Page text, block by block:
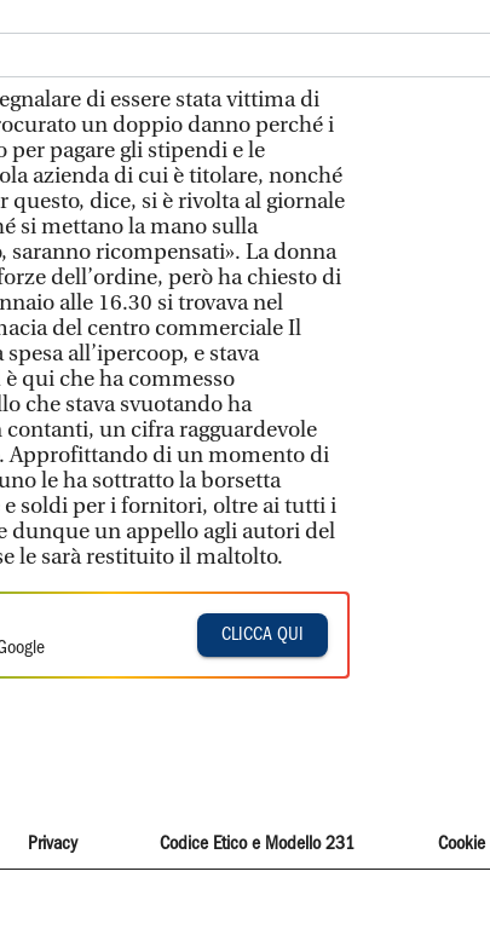
di essere stata vittima di
un doppio danno perché i
per pagare gli stipendi e le
azienda di cui è titolare, nonché
dice, si è rivolta al giornale
si mettano la mano sulla
saranno ricompensati». La donna
dell’ordine, però ha chiesto di
alle 16.30 si trovava nel
del centro commerciale Il
all’ipercoop, e stava
qui che ha commesso
che stava svuotando ha
contanti, un cifra ragguardevole
Approfittando di un momento di
le ha sottratto la borsetta
soldi per i fornitori, oltre ai tutti i
dunque un appello agli autori del
le sarà restituito il maltolto.
CLICCA QUI
Privacy Codice Etico e Modello 231 Cookie